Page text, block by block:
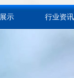
示 行业资讯